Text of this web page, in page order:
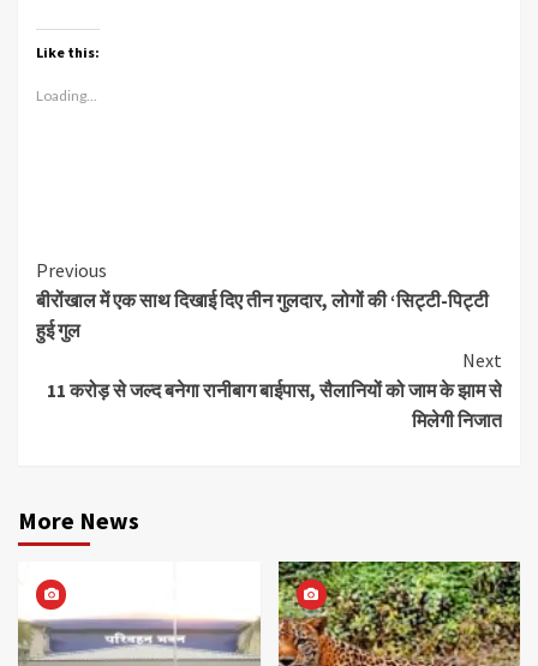
Like this:
Loading...
Continue
Reading
Previous
बीरोंखाल में एक साथ दिखाई दिए तीन गुलदार, लोगों की ‘सिट्टी-पिट्टी
हुई गुल
Next
11 करोड़ से जल्द बनेगा रानीबाग बाईपास, सैलानियों को जाम के झाम से
मिलेगी निजात
More News